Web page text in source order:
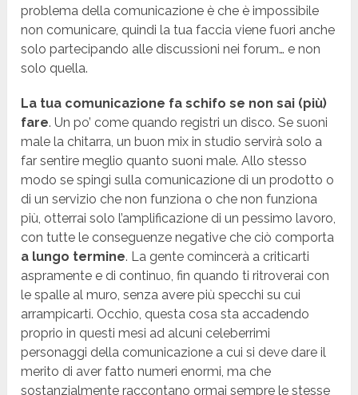
problema della comunicazione è che è impossibile
non comunicare, quindi la tua faccia viene fuori anche
solo partecipando alle discussioni nei forum… e non
solo quella.
La tua comunicazione fa schifo se non sai (più)
fare. Un po’ come quando registri un disco. Se suoni
male la chitarra, un buon mix in studio servirà solo a
far sentire meglio quanto suoni male. Allo stesso
modo se spingi sulla comunicazione di un prodotto o
di un servizio che non funziona o che non funziona
più, otterrai solo l’amplificazione di un pessimo lavoro,
con tutte le conseguenze negative che ciò comporta
a lungo termine. La gente comincerà a criticarti
aspramente e di continuo, fin quando ti ritroverai con
le spalle al muro, senza avere più specchi su cui
arrampicarti. Occhio, questa cosa sta accadendo
proprio in questi mesi ad alcuni celeberrimi
personaggi della comunicazione a cui si deve dare il
merito di aver fatto numeri enormi, ma che
sostanzialmente raccontano ormai sempre le stesse